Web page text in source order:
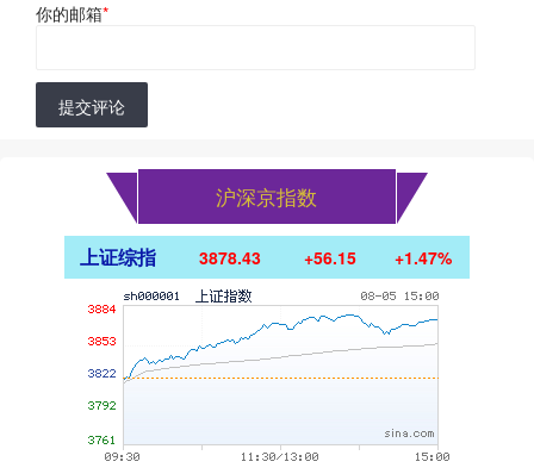
你的邮箱*
提交评论
沪深京指数
上证综指 3878.43 +56.15 +1.47%